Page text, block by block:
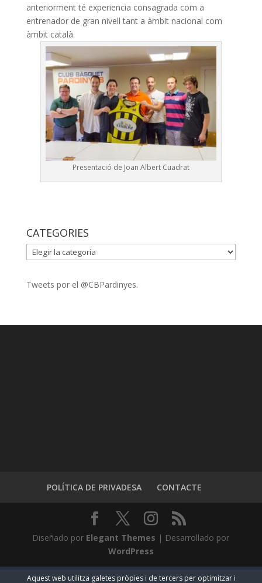
anteriorment té experiencia consagrada com a
entrenador de gran nivell tant a àmbit nacional com
àmbit català.
Presentació de Joan Albert Cuadrat
CATEGORIES
CATEGORIES
Tweets por el @CBPardinyes.
POLÍTICA DE PRIVADESA CONTACTE
Diseñado por Elegant Themes | Desarrollado por
WordPress
Aquest web utilitza galetes pròpies i de tercers per optimitzar i